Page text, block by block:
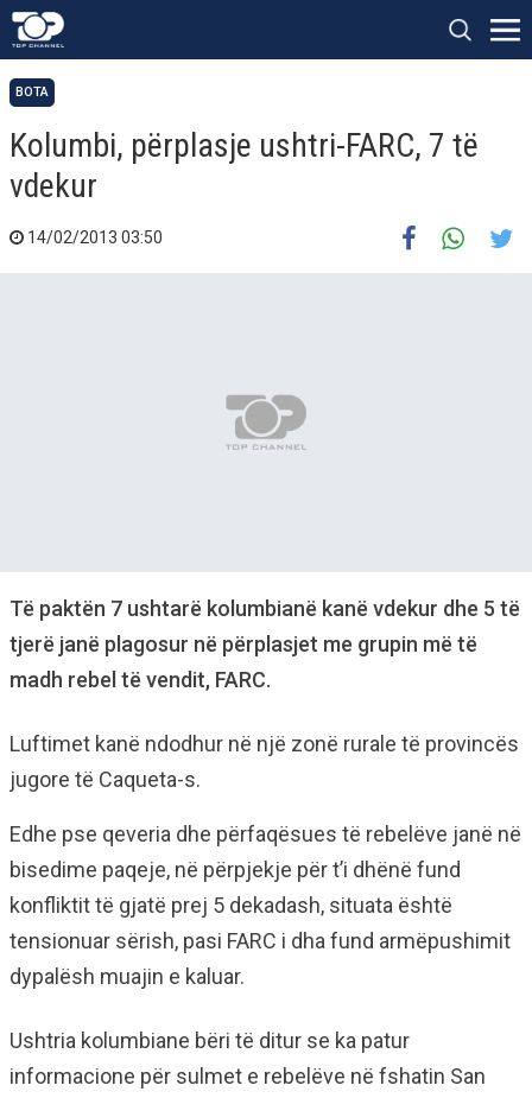
BOTA
Kolumbi, përplasje ushtri-FARC, 7 të
vdekur
14/02/2013 03:50
Të paktën 7 ushtarë kolumbianë kanë vdekur dhe 5 të
tjerë janë plagosur në përplasjet me grupin më të
madh rebel të vendit, FARC.
Luftimet kanë ndodhur në një zonë rurale të provincës
jugore të Caqueta-s.
Edhe pse qeveria dhe përfaqësues të rebelëve janë në
bisedime paqeje, në përpjekje për t’i dhënë fund
konfliktit të gjatë prej 5 dekadash, situata është
tensionuar sërish, pasi FARC i dha fund armëpushimit
dypalësh muajin e kaluar.
Ushtria kolumbiane bëri të ditur se ka patur
informacione për sulmet e rebelëve në fshatin San